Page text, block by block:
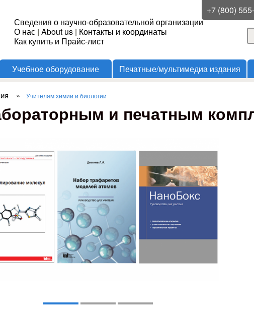
Перейти к основному
содержанию
+7 (800)
Сведения о научно-образовательной организации
О нас | About us | Контакты и координаты
Как купить и Прайс-лист
Учебное оборудование Печатные/мультимедиа издания
» Учителям химии и биологии
и печатным